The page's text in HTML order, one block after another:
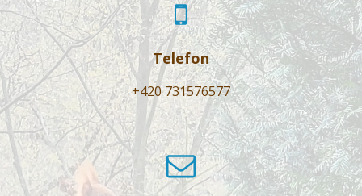
Telefon
+420 731576577